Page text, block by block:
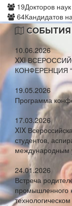
19Докторов наук
64Кандидатов
СОБЫТИЯ
10.06.2026
XXI
КОНФЕРЕНЦИЯ
19.05.2026
Программа
17.03.2026
XIX
студентов,
международным
24.01.2026
Встреча
промышленного
технологическом